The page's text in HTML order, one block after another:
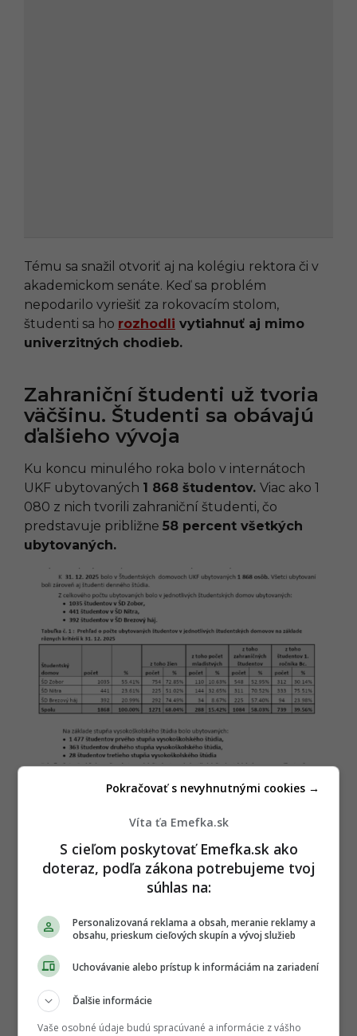
Tému sa snažil otvoriť aj na kolégiu rektora či v
akademickom senáte. Keď sa problém
nepodarilo vyriešiť za rokovacím stolom,
študenti sa ho rozhodli vytiahnuť aj mimo
univerzitných chodieb.
Zahraniční študenti už tvoria
väčšinu. Študenti sa obávajú
ďalšieho vývoja
Ku koncu minulého roka bolo v internátoch
UKF ubytovaných 1 868 študentov. Viac ako 1
080 z nich tvorili zahraniční študenti, čo
predstavuje približne 58 percent všetkých
ubytovaných.
autora petície. Obáva sa, že ak sa pravidlá
nezmenia,pomer sa môže v budúcnosti
posunúť ešte výraznejšie.Podľa jeho odhadov
by mohli zahraniční študenti v ďalších rokoch
Nové postele v zrekonštruovaných internátoch
síce potešia, no samotný počet matracov ešte
automaticky nerieši otázku, komu sa na ne
napokon podarí ľahnúť. Na budúci akademický
rok má totiž univerzita k dispozícii nasledovný
počet miest:
Víta ťa Emefka.sk
S cieľom poskytovať Emefka.sk ako
doteraz, podľa zákona potrebujeme tvoj
súhlas na:
Personalizovaná reklama a obsah, meranie reklamy a
obsahu, prieskum cieľových skupín a vývoj služieb
Uchovávanie alebo prístup k informáciám na zariadení
Ďalšie informácie
Vaše osobné údaje budú spracúvané a informácie z vášho
Pokračovať s nevyhnutnými cookies →